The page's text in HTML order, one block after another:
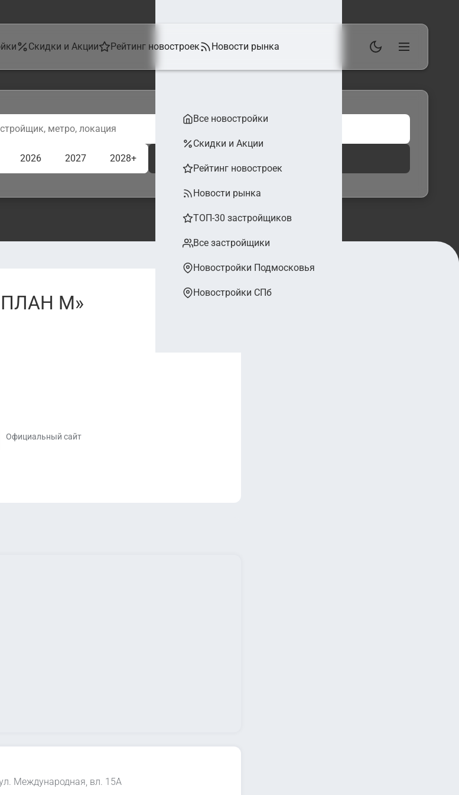
Скидки и Акции Рейтинг новостроек Новости рынка
Все новостройки
Скидки и Акции
Рейтинг новостроек
Новости рынка
ТОП-30 застройщиков
Все застройщики
Новостройки Подмосковья
Новостройки СПб
2026 2027 2028+
М»
Официальный сайт
Международная, вл. 15А